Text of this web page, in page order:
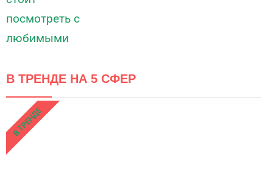
В ТРЕНДЕ НА 5 СФЕР
В ТРЕНДЕ